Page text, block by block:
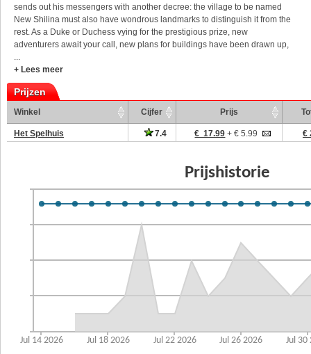
sends out his messengers with another decree: the village to be named
New Shilina must also have wondrous landmarks to distinguish it from the
rest. As a Duke or Duchess vying for the prestigious prize, new
adventurers await your call, new plans for buildings have been drawn up,
...
+ Lees meer
Prijzen
Winkel Cijfer Prijs
Het Spelhuis 7.4 € 17.99 + € 5.99 €